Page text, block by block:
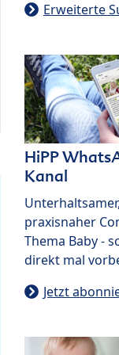
Erweiterte
HiPP
Kanal
Unterhaltsamer,
praxisnaher
Thema Baby -
direkt mal
Jetzt